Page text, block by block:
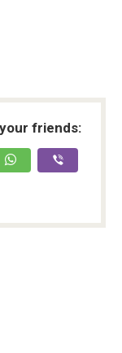
friends: